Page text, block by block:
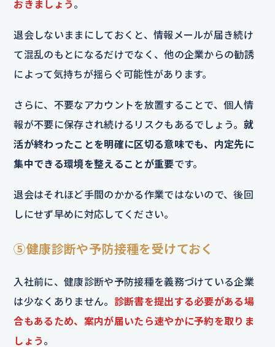
おきましょう 。
退会しないままにしておくと、情報メールが届き続け
て混乱のもとになるだけでなく、他の企業からの勧誘
によって気持ちが揺らぐ可能性があります。
さらに、不要なアカウントを放置することで、個人情
報が不要に保存され続けるリスクもあるでしょう。 就
活が終わったことを明確に区切る意味でも、内定先に
集中できる環境を整えることが重要です。
退会はそれほど手間のかかる作業ではないので、後回
しにせず早めに対応してください。
⑤健康診断や予防接種を受けておく
入社前に、健康診断や予防接種を義務づけている企業
は少なくありません。 診断書を提出する必要がある場
合もあるため、案内が届いたら速やかに予約を取りま
しょう 。